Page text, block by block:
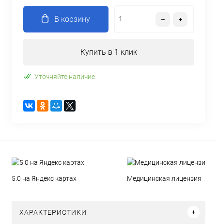
В корзину
Купить в 1 клик
Уточняйте наличие
5.0 на Яндекс картах Медицинская лицензия
ХАРАКТЕРИСТИКИ